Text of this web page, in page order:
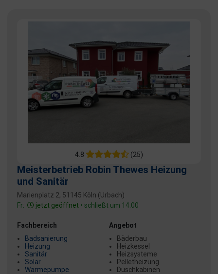
4.8 (25)
Meisterbetrieb Robin Thewes Heizung
und Sanitär
Marienplatz 2, 51145 Köln (Urbach)
Fr:
jetzt geöffnet • schließt um 14:00
Fachbereich
Badsanierung
Heizung
Sanitär
Solar
Wärmepumpe
Angebot
Bäderbau
Heizkessel
Heizsysteme
Pelletheizung
Duschkabinen